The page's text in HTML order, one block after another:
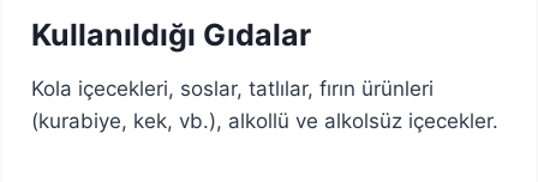
Kullanıldığı Gıdalar
Kola içecekleri, soslar, tatlılar, fırın ürünleri
(kurabiye, kek, vb.), alkollü ve alkolsüz içecekler.